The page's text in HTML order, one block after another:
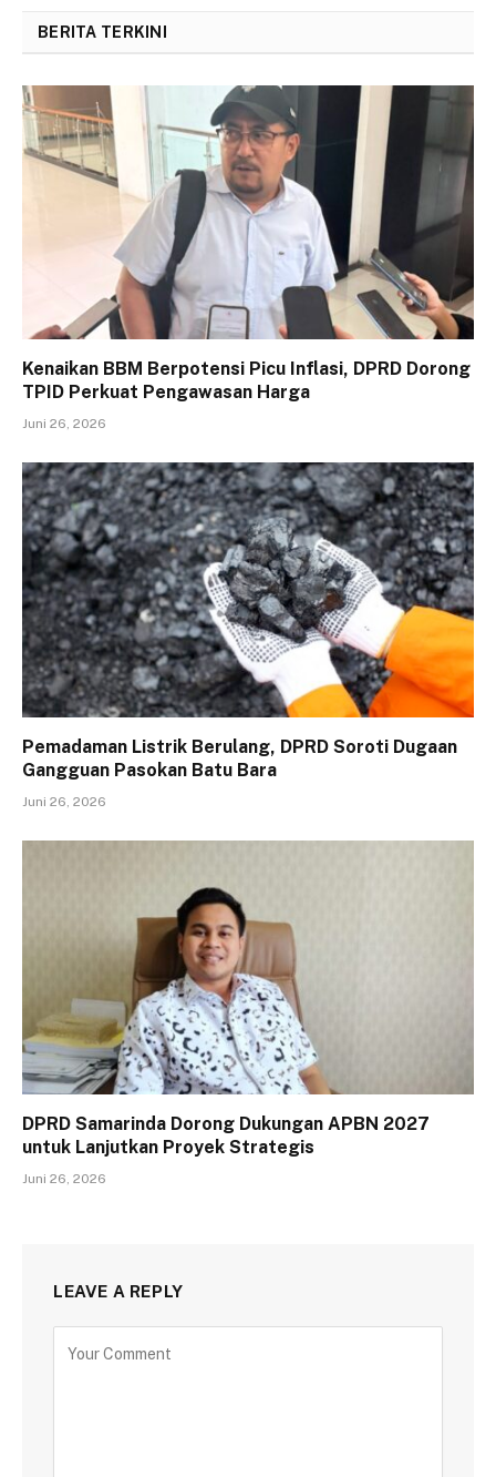
BERITA TERKINI
Kenaikan BBM Berpotensi Picu Inflasi, DPRD Dorong
TPID Perkuat Pengawasan Harga
Juni 26, 2026
Pemadaman Listrik Berulang, DPRD Soroti Dugaan
Gangguan Pasokan Batu Bara
Juni 26, 2026
DPRD Samarinda Dorong Dukungan APBN 2027
untuk Lanjutkan Proyek Strategis
Juni 26, 2026
LEAVE A REPLY